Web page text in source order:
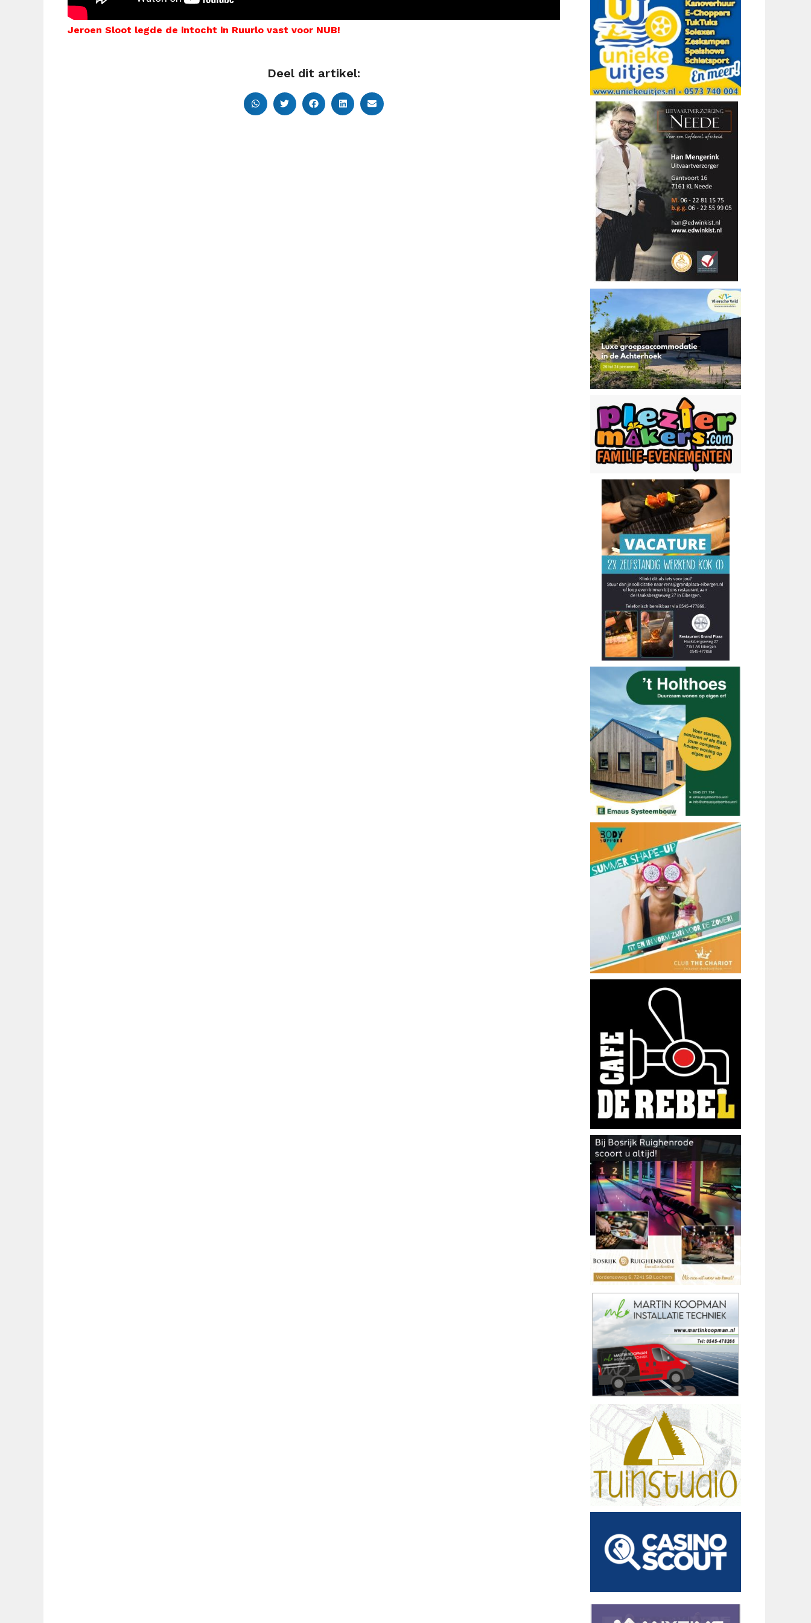
Jeroen Sloot legde de intocht in Ruurlo vast voor NUB!
Deel dit artikel: